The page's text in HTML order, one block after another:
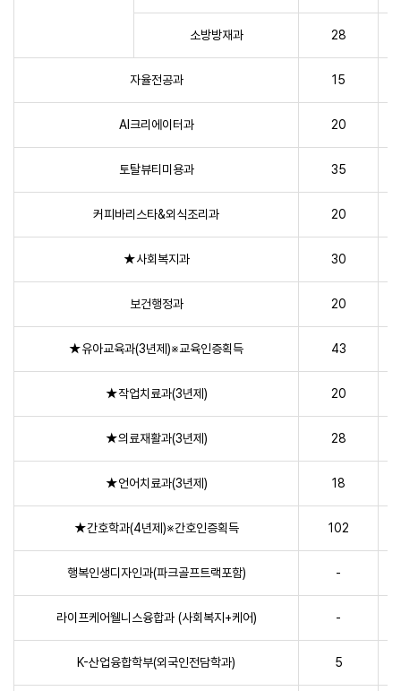
소방방재과 28
자율전공과 15
AI크리에이터과 20
토탈뷰티미용과 35
커피바리스타&외식조리과 20
★사회복지과 30
보건행정과 20
★유아교육과(3년제)※교육인증획득 43
★작업치료과(3년제) 20
★의료재활과(3년제) 28
★언어치료과(3년제) 18
★간호학과(4년제)※간호인증획득 102
행복인생디자인과(파크골프트랙포함) -
라이프케어웰니스융합과 (사회복지+케어) -
K-산업융합학부(외국인전담학과) 5